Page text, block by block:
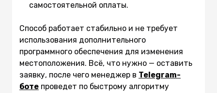
самостоятельной оплаты.
Способ работает стабильно и не требует
использования дополнительного
программного обеспечения для изменения
местоположения. Всё, что нужно — оставить
заявку, после чего менеджер в Telegram-
боте проведет по быстрому алгоритму